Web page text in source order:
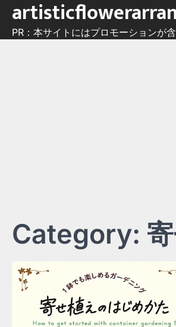
Skip
content
PR：本サイトにはプロモーションが
Category: